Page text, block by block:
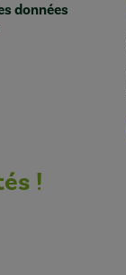
données
!